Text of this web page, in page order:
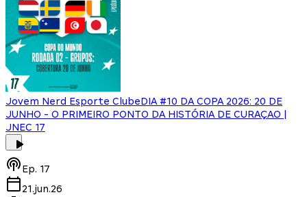
Jovem Nerd Esporte ClubeDIA #10 DA COPA 2026: 20 DE
JUNHO - O PRIMEIRO PONTO DA HISTÓRIA DE CURAÇAO |
JNEC 17
Ep. 17
21.jun.26